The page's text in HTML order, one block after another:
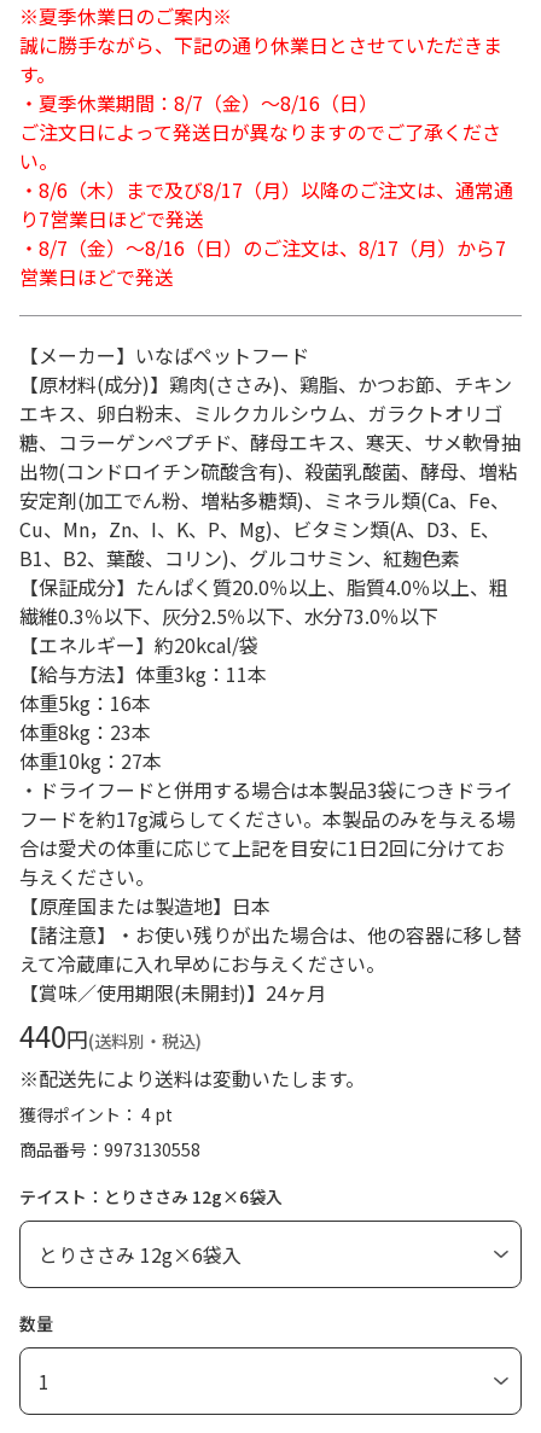
※夏季休業日のご案内※
誠に勝手ながら、下記の通り休業日とさせていただきま
す。
・夏季休業期間：8/7（金）～8/16（日）
ご注文日によって発送日が異なりますのでご了承くださ
い。
・8/6（木）まで及び8/17（月）以降のご注文は、通常通
り7営業日ほどで発送
・8/7（金）～8/16（日）のご注文は、8/17（月）から7
営業日ほどで発送
【メーカー】いなばペットフード
【原材料(成分)】鶏肉(ささみ)、鶏脂、かつお節、チキン
エキス、卵白粉末、ミルクカルシウム、ガラクトオリゴ
糖、コラーゲンペプチド、酵母エキス、寒天、サメ軟骨抽
出物(コンドロイチン硫酸含有)、殺菌乳酸菌、酵母、増粘
安定剤(加工でん粉、増粘多糖類)、ミネラル類(Ca、Fe、
Cu、Mn，Zn、I、K、P、Mg)、ビタミン類(A、D3、E、
B1、B2、葉酸、コリン)、グルコサミン、紅麹色素
【保証成分】たんぱく質20.0％以上、脂質4.0％以上、粗
繊維0.3％以下、灰分2.5％以下、水分73.0％以下
【エネルギー】約20kcal/袋
【給与方法】体重3kg：11本
体重5kg：16本
体重8kg：23本
体重10kg：27本
・ドライフードと併用する場合は本製品3袋につきドライ
フードを約17g減らしてください。本製品のみを与える場
合は愛犬の体重に応じて上記を目安に1日2回に分けてお
与えください。
【原産国または製造地】日本
【諸注意】・お使い残りが出た場合は、他の容器に移し替
えて冷蔵庫に入れ早めにお与えください。
【賞味／使用期限(未開封)】24ヶ月
440円(送料別・税込)
※配送先により送料は変動いたします。
獲得ポイント： 4 pt
商品番号
9973130558
テイスト：とりささみ 12g×6袋入
数量
1